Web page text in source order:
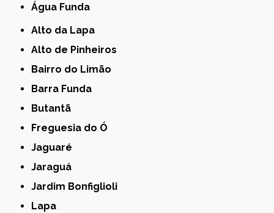
Água Funda
Alto da Lapa
Alto de Pinheiros
Bairro do Limão
Barra Funda
Butantã
Freguesia do Ó
Jaguaré
Jaraguá
Jardim Bonfiglioli
Lapa